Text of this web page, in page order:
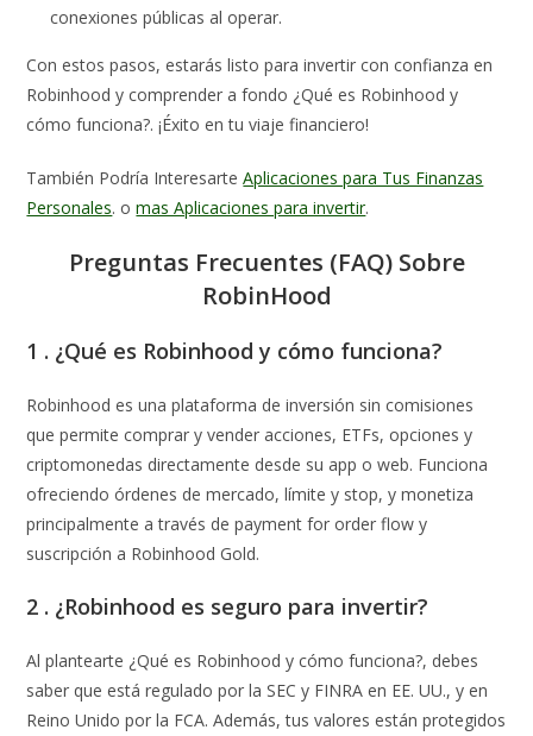
conexiones públicas al operar.
Con estos pasos, estarás listo para invertir con confianza en
Robinhood y comprender a fondo ¿Qué es Robinhood y
cómo funciona?. ¡Éxito en tu viaje financiero!
También Podría InteresarteAplicaciones para Tus Finanzas
Personales. omas Aplicaciones para invertir.
Preguntas Frecuentes (FAQ) Sobre
RobinHood
1 . ¿Qué es Robinhood y cómo funciona?
Robinhood es una plataforma de inversión sin comisiones
que permite comprar y vender acciones, ETFs, opciones y
criptomonedas directamente desde su app o web. Funciona
ofreciendo órdenes de mercado, límite y stop, y monetiza
principalmente a través de payment for order flow y
suscripción a Robinhood Gold.
2 . ¿Robinhood es seguro para invertir?
Al plantearte ¿Qué es Robinhood y cómo funciona?, debes
saber que está regulado por la SEC y FINRA en EE. UU., y en
Reino Unido por la FCA. Además, tus valores están protegidos